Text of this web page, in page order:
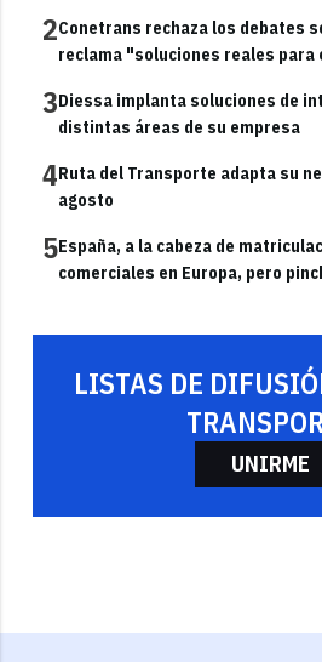
2Conetrans rechaza los debates
reclama "soluciones reales para
3Diessa implanta soluciones de
distintas áreas de su empresa
4Ruta del Transporte adapta su
agosto
5España, a la cabeza de
comerciales en Europa, pero
LISTAS DE
UNIRME